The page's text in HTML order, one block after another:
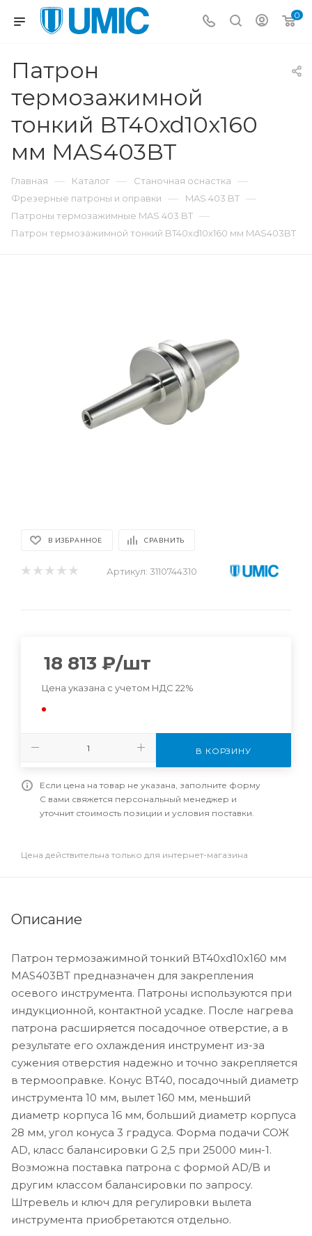
0
Патрон
термозажимной
тонкий BT40xd10x160
мм MAS403BT
Главная — Каталог — Станочная оснастка —
Фрезерные патроны и оправки — MAS 403 BT —
Патроны термозажимные MAS 403 BT —
Патрон термозажимной тонкий BT40xd10x160 мм MAS403BT
В ИЗБРАННОЕ СРАВНИТЬ
Артикул: 3110744310
18 813 ₽/шт
Цена указана с учетом НДС 22%
В КОРЗИНУ
Если цена на товар не указана, заполните форму
С вами свяжется персональный менеджер и
уточнит стоимость позиции и условия поставки.
Цена действительна только для интернет-магазина
Описание
Патрон термозажимной тонкий BT40xd10x160 мм
MAS403BT предназначен для закрепления
осевого инструмента. Патроны используются при
индукционной, контактной усадке. После нагрева
патрона расширяется посадочное отверстие, а в
результате его охлаждения инструмент из-за
сужения отверстия надежно и точно закрепляется
в термооправке. Конус BT40, посадочный диаметр
инструмента 10 мм, вылет 160 мм, меньший
диаметр корпуса 16 мм, больший диаметр корпуса
28 мм, угол конуса 3 градуса. Форма подачи СОЖ
AD, класс балансировки G 2,5 при 25000 мин-1.
Возможна поставка патрона с формой AD/B и
другим классом балансировки по запросу.
Штревель и ключ для регулировки вылета
инструмента приобретаются отдельно.